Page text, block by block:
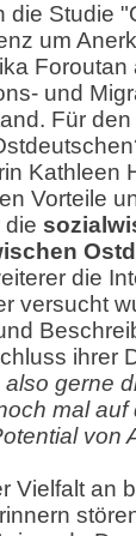
die Studie
um
und
Für
Kathleen
Vorteile
die
die
versucht
ihrer
also gerne
mal
von
Vielfalt an